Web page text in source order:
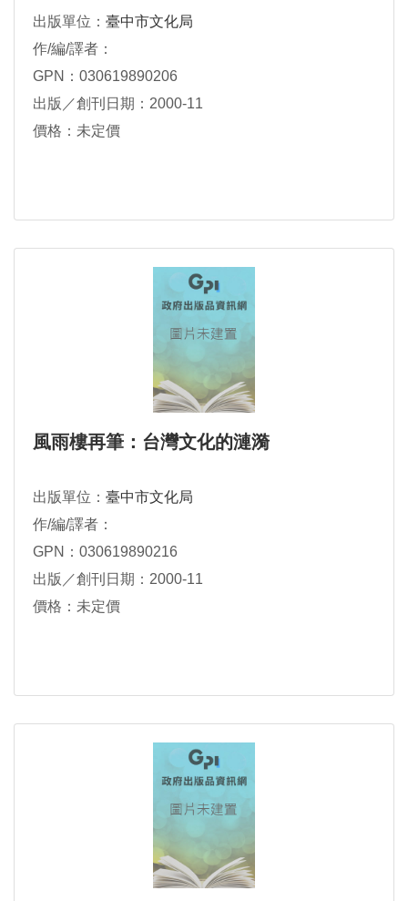
出版單位： 臺中市文化局
作/編/譯者：
GPN：030619890206
出版／創刊日期：2000-11
價格：未定價
風雨樓再筆：台灣文化的漣漪
出版單位： 臺中市文化局
作/編/譯者：
GPN：030619890216
出版／創刊日期：2000-11
價格：未定價